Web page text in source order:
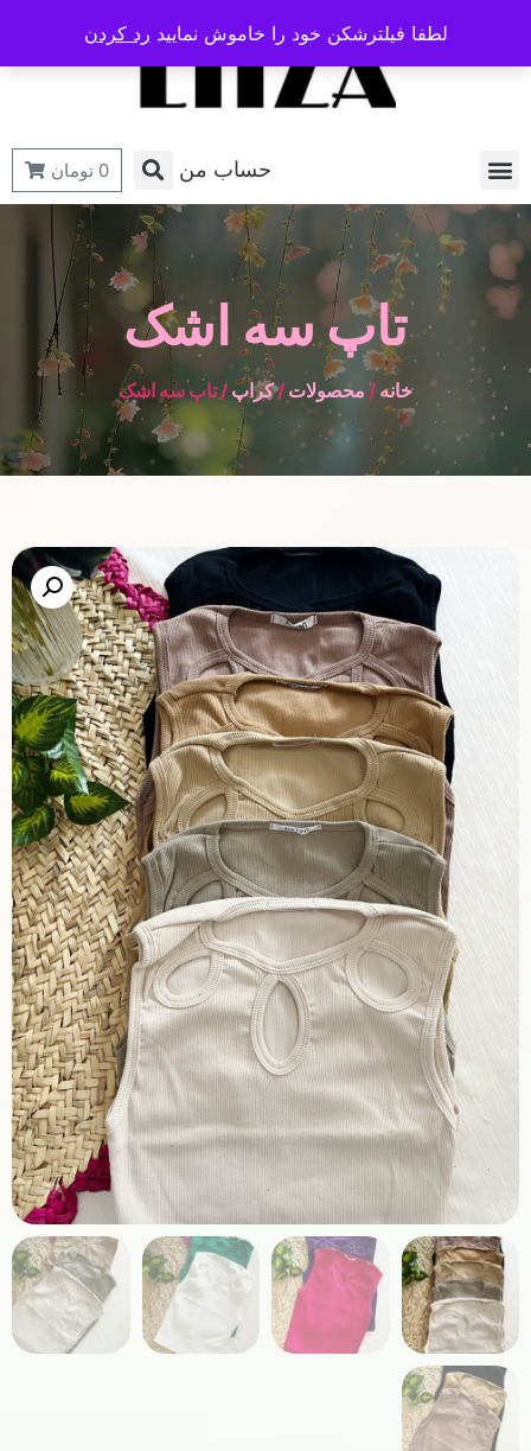
حساب من 0 تومان
تاپ سه اشک
خانه / محصولات /کراپ / تاپ سه اشک
لطفا فیلترشکن خود را خاموش نمایید رد کردن